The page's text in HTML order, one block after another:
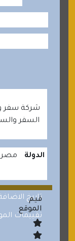
شركة سفر
السفر
الدولة مصر
تاريخ الاضافة: 2023/
تقييمات
قيم
الموقع